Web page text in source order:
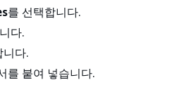
를 선택합니다.
다.
다.
를 붙여 넣습니다.